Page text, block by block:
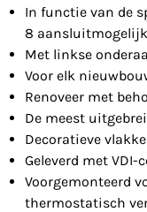
In functie van de
8
Met linkse
Voor elk
Renoveer met
De meest
Decoratieve
Geleverd met VDI-
Voorgemonteerd
thermostatisch